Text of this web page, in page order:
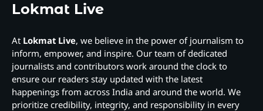
Lokmat Live
At Lokmat Live, we believe in the power of journalism to
inform, empower, and inspire. Our team of dedicated
journalists and contributors work around the clock to
ensure our readers stay updated with the latest
happenings from across India and around the world. We
prioritize credibility, integrity, and responsibility in every